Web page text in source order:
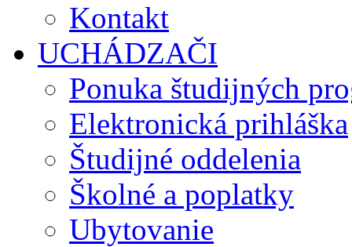
Kontakt
UCHÁDZAČI
Ponuka študijných
Elektronická prihláška
Študijné oddelenia
Školné a poplatky
Ubytovanie